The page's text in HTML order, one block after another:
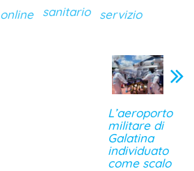
online sanitario
servizio
L’aeroporto
militare di
Galatina
individuato
come scalo